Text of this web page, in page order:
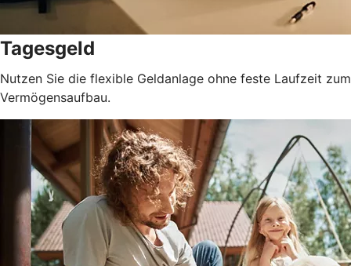
Tagesgeld
Nutzen Sie die flexible Geldanlage ohne feste Laufzeit zum
Vermögensaufbau.